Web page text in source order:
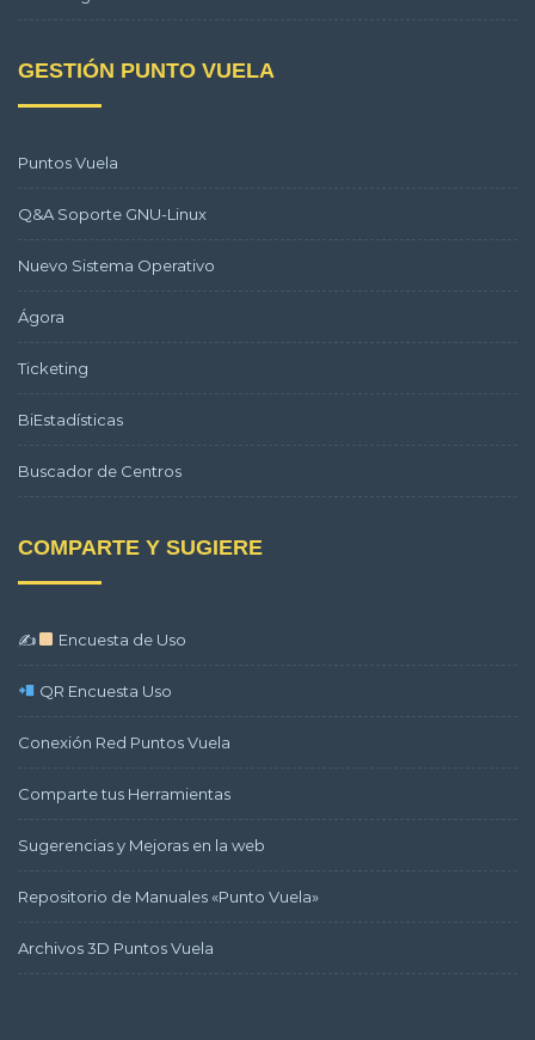
GESTIÓN PUNTO VUELA
Puntos Vuela
Q&A Soporte GNU-Linux
Nuevo Sistema Operativo
Ágora
Ticketing
BiEstadísticas
Buscador de Centros
COMPARTE Y SUGIERE
✍ Encuesta de Uso
QR Encuesta Uso
Conexión Red Puntos Vuela
Comparte tus Herramientas
Sugerencias y Mejoras en la web
Repositorio de Manuales «Punto Vuela»
Archivos 3D Puntos Vuela